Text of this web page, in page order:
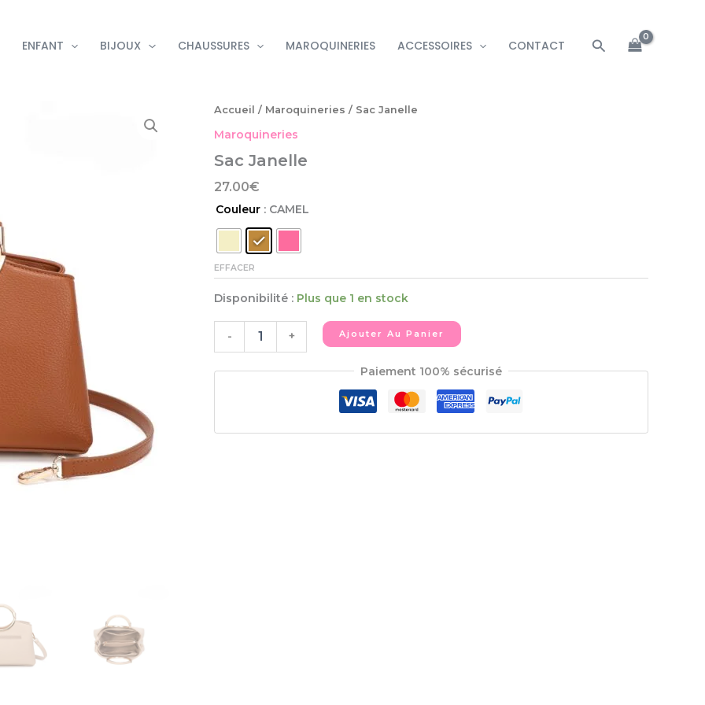
ENFANT BIJOUX CHAUSSURES MAROQUINERIES ACCESSOIRES CONTACT Rechercher
Accueil / Maroquineries / Sac Janelle
Maroquineries
Sac Janelle
27.00€
Couleur : CAMEL
EFFACER
Disponibilité : Plus que 1 en stock
-
quantité
Sac
Janelle
+ Ajouter Au Panier
Paiement 100% sécurisé